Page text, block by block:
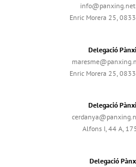
Enric Morera 25,
Delegació
Enric Morera 25,
Delegació
Alfons I, 44 A,
Delegació